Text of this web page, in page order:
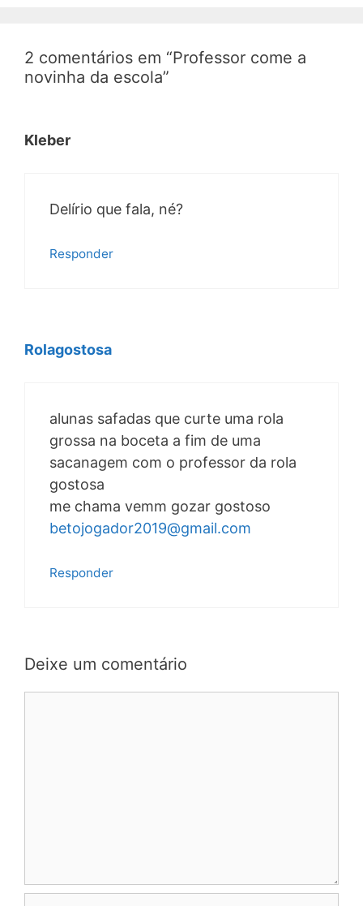
2 comentários em “Professor come a
novinha da escola”
Kleber
Delírio que fala, né?
Responder
Rolagostosa
alunas safadas que curte uma rola
grossa na boceta a fim de uma
sacanagem com o professor da rola
gostosa
me chama vemm gozar gostoso
betojogador2019@gmail.com
Responder
Deixe um comentário